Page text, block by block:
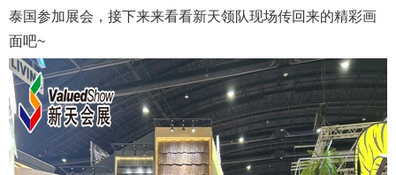
泰国参加展会，接下来来看看新天领队现场传回来的精彩画
面吧~